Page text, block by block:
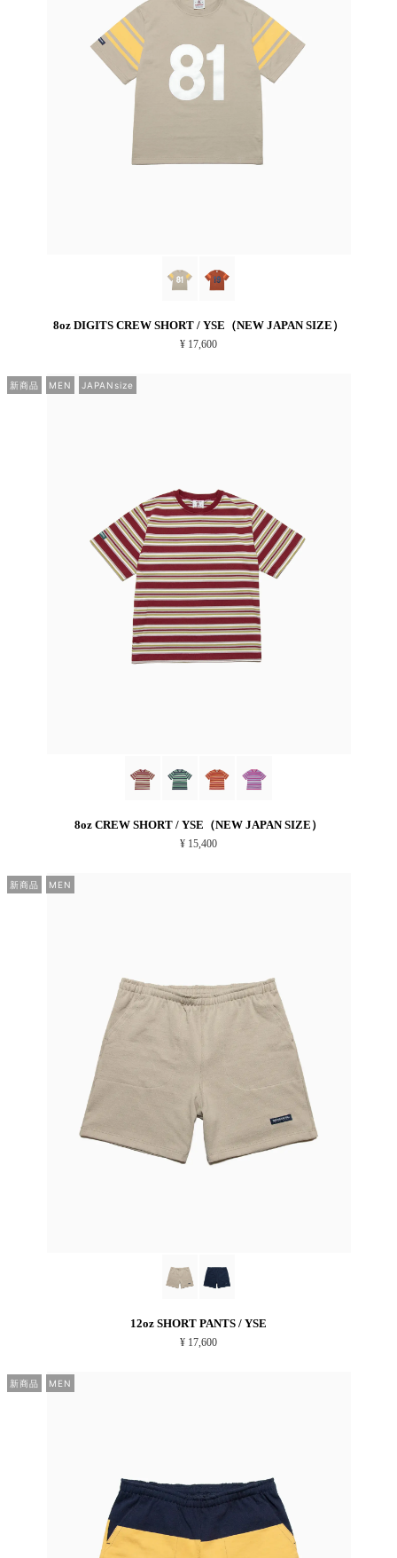
8oz DIGITS CREW SHORT / YSE（NEW JAPAN SIZE）
¥ 17,600
新商品 MEN JAPANsize
8oz CREW SHORT / YSE（NEW JAPAN SIZE）
¥ 15,400
新商品 MEN
12oz SHORT PANTS / YSE
¥ 17,600
新商品 MEN